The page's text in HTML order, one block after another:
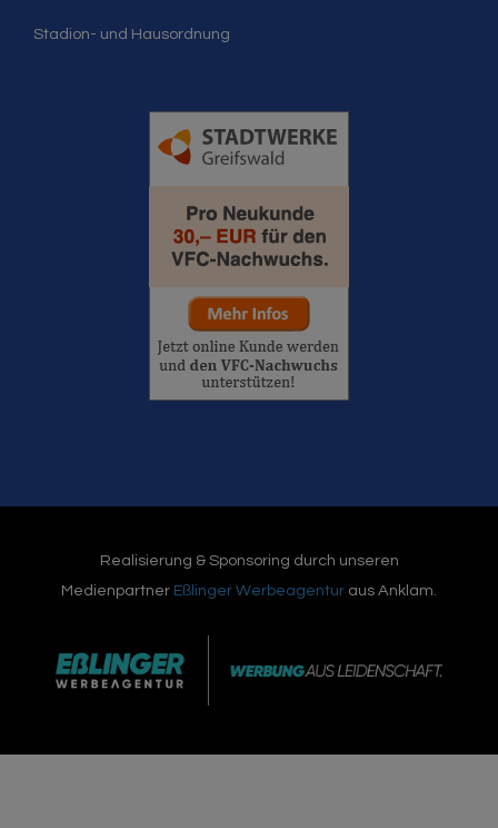
Stadion- und Hausordnung
Realisierung & Sponsoring durch unseren
Medienpartner Eßlinger Werbeagentur aus Anklam.